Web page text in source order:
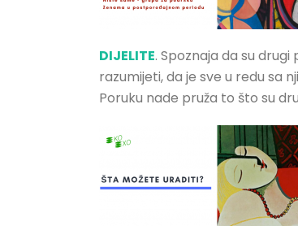
DIJELITE. Spoznaja da su
razumijeti, da je sve u redu sa
Poruku nade pruža to što su